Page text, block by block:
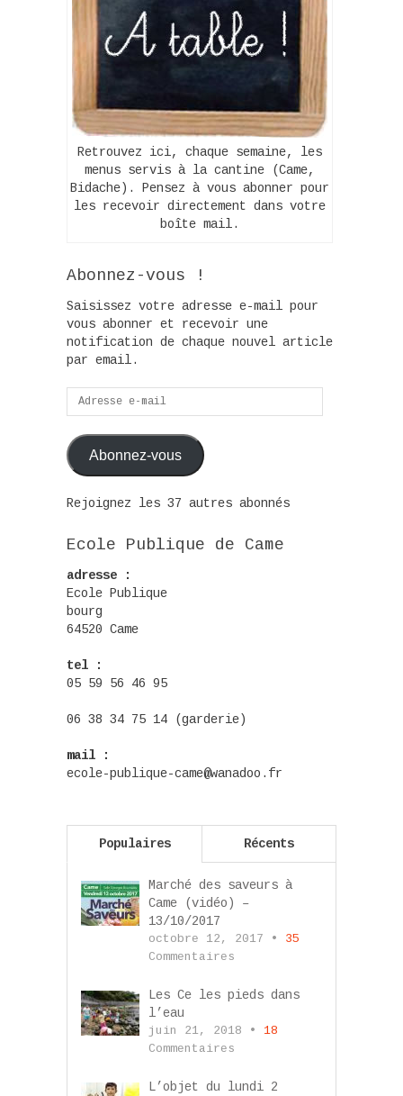
Retrouvez ici, chaque semaine, les
menus servis à la cantine (Came,
Bidache). Pensez à vous abonner pour
les recevoir directement dans votre
boîte mail.
Abonnez-vous !
Saisissez votre adresse e-mail pour
vous abonner et recevoir une
notification de chaque nouvel article
par email.
Adresse
e-
mail
Abonnez-vous
Rejoignez les 37 autres abonnés
Ecole Publique de Came
adresse :
Ecole Publique
bourg
64520 Came
tel :
05 59 56 46 95
06 38 34 75 14 (garderie)
mail :
ecole-publique-came@wanadoo.fr
Populaires Récents
Marché des saveurs à
Came (vidéo) –
13/10/2017
octobre 12, 2017 • 35
Commentaires
Les Ce les pieds dans
l’eau
juin 21, 2018 • 18
Commentaires
L’objet du lundi 2